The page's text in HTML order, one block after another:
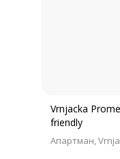
Vrnjacka
friendly
Апартман